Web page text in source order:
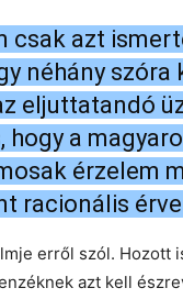
csak azt
néhány szóra
eljuttatandó
hogy a
érzelem
racionális
erről szól. Hozott
azt kell